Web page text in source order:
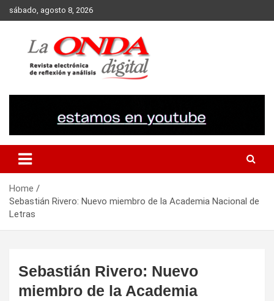
Skip
to
sábado, agosto 8, 2026
Home
Sebastián Rivero: Nuevo miembro de la Academia Nacional de
Letras
Sebastián Rivero: Nuevo
miembro de la Academia